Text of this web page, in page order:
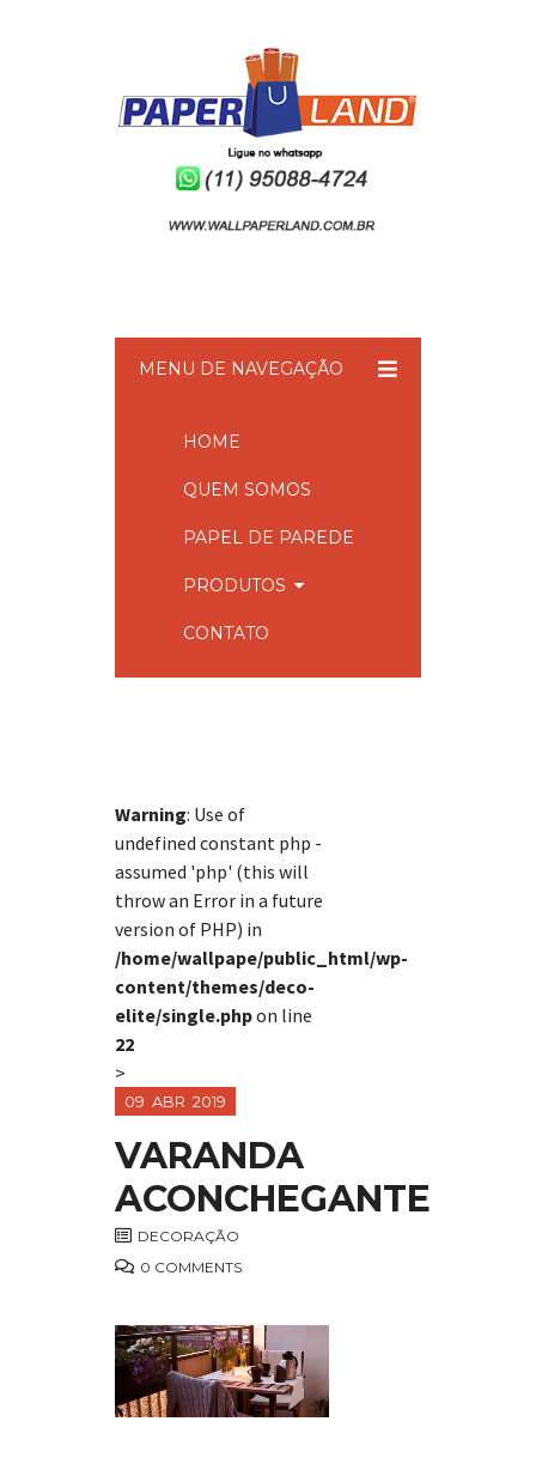
MENU DE NAVEGAÇÃO
HOME
QUEM SOMOS
PAPEL DE PAREDE
PRODUTOS
CONTATO
Warning: Use of
undefined constant php -
assumed 'php' (this will
throw an Error in a future
version of PHP) in
/home/wallpape/public_html/wp-
content/themes/deco-
elite/single.phpon line
22
>
09 ABR 2019
VARANDA
ACONCHEGANTE
DECORAÇÃO
0 COMMENTS